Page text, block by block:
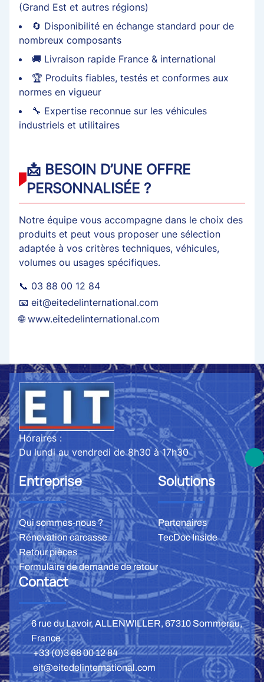
(Grand Est et autres régions)
🔄 Disponibilité en échange standard pour de
nombreux composants
🚚 Livraison rapide France & international
🏆 Produits fiables, testés et conformes aux
normes en vigueur
🔧 Expertise reconnue sur les véhicules
industriels et utilitaires
📩 BESOIN D’UNE OFFRE
PERSONNALISÉE ?
Notre équipe vous accompagne dans le choix des
produits et peut vous proposer une sélection
adaptée à vos critères techniques, véhicules,
volumes ou usages spécifiques.
📞 03 88 00 12 84
📧 eit@eitedelinternational.com
🌐 www.eitedelinternational.com
Horaires :
Du lundi au vendredi de 8h30 à 17h30
Entreprise
Qui sommes-nous ?
Rénovation carcasse
Retour pièces
Formulaire de demande de retour
Solutions
Partenaires
TecDoc Inside
Contact
6 rue du Lavoir, ALLENWILLER, 67310 Sommerau,
France
+33 (0)3 88 00 12 84
eit@eitedelinternational.com